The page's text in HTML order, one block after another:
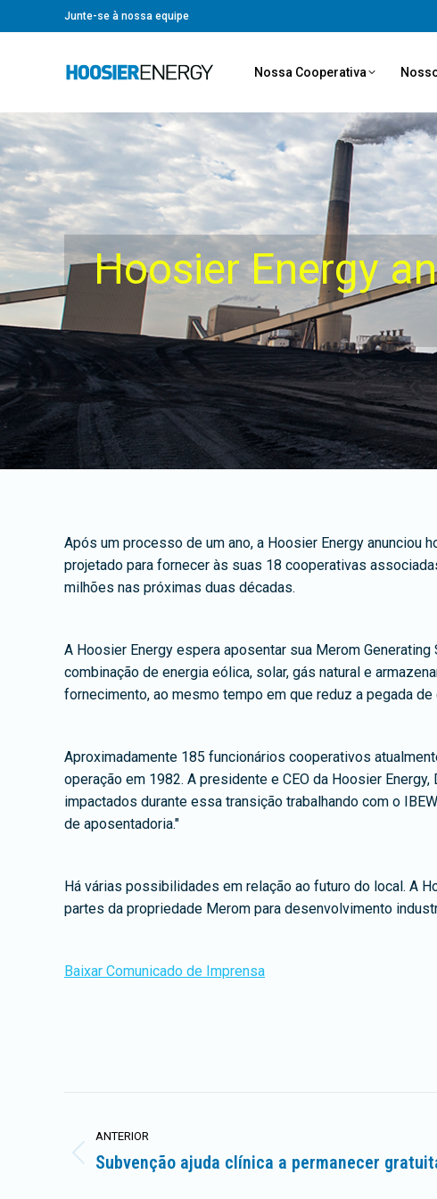
Junte-se à nossa equipe
Nossa Cooperativa
Hoosier Energy
Após um processo de um ano, a Hoosier Energy anunciou
projetado para fornecer às suas 18 cooperativas
milhões nas próximas duas décadas.
A Hoosier Energy espera aposentar sua Merom
combinação de energia eólica, solar, gás natural e
fornecimento, ao mesmo tempo em que reduz a pegada
Aproximadamente 185 funcionários cooperativos
operação em 1982. A presidente e CEO da Hoosier
impactados durante essa transição trabalhando com o
de aposentadoria."
Há várias possibilidades em relação ao futuro do local. A
partes da propriedade Merom para desenvolvimento
Baixar Comunicado de Imprensa
de
ANTERIOR
Postagem
Subvenção ajuda clínica a permanecer